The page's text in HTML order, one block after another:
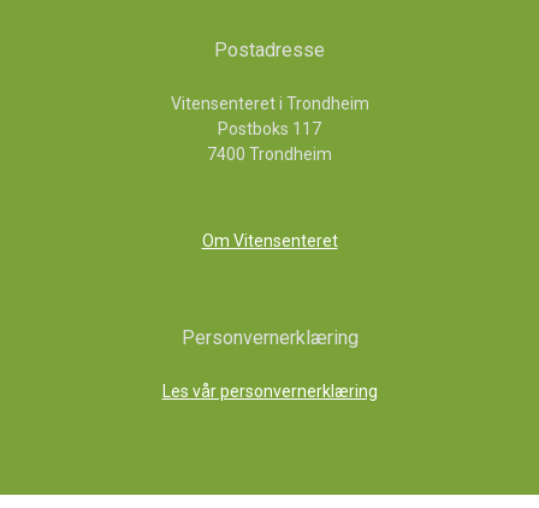
Postadresse
Vitensenteret i Trondheim
Postboks 117
7400 Trondheim
Om Vitensenteret
Personvernerklæring
Les vår personvernerklæring